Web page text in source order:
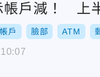
帳戶減！ 上
帳戶 臉部 ATM